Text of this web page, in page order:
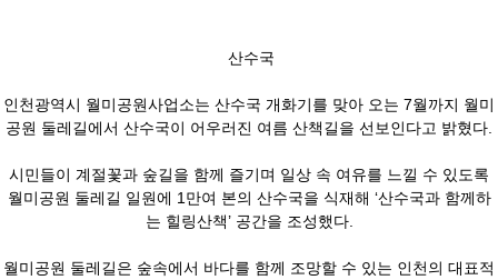
산수국
인천광역시 월미공원사업소는 산수국 개화기를 맞아 오는 7월까지 월미
공원 둘레길에서 산수국이 어우러진 여름 산책길을 선보인다고 밝혔다.
시민들이 계절꽃과 숲길을 함께 즐기며 일상 속 여유를 느낄 수 있도록
월미공원 둘레길 일원에 1만여 본의 산수국을 식재해 ‘산수국과 함께하
는 힐링산책’ 공간을 조성했다.
월미공원 둘레길은 숲속에서 바다를 함께 조망할 수 있는 인천의 대표적